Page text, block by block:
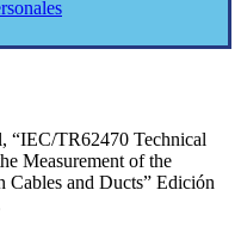
“IEC/TR62470 Technical
Measurement of the
and Ducts” Edición